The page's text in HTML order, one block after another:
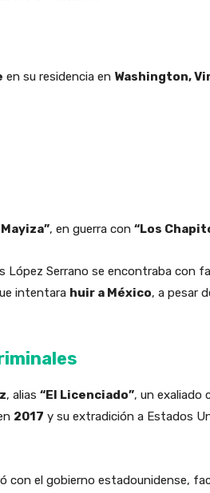
en su residencia en Washington,
Mayiza”, en guerra con “Los
López Serrano se encontraba con
intentara huir a México, a pesar
, alias “El Licenciado”, un exaliado
2017 y su extradición a Estados
con el gobierno estadounidense,